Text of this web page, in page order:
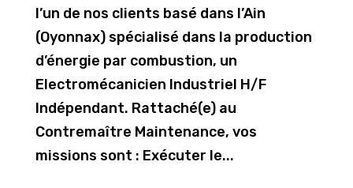
l’un de nos clients basé dans l’Ain
(Oyonnax) spécialisé dans la production
d’énergie par combustion, un
Electromécanicien Industriel H/F
Indépendant. Rattaché(e) au
Contremaître Maintenance, vos
missions sont : Exécuter le...